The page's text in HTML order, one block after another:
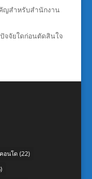
ญสำหรับสำนักงาน
จจัยใดก่อนตัดสินใจ
คอนโด (22)